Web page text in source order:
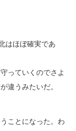
はほぼ確実であ
っていくのでさよ
違うみたいだ。
ことになった。わ